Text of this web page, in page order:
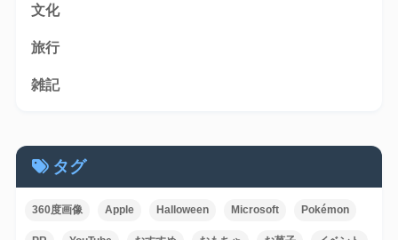
文化
旅行
雑記
タグ
360度画像 Apple Halloween Microsoft Pokémon